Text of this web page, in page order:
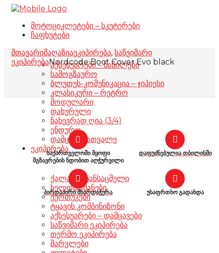
მოტოციკლეტები – სკუტერები
ჩაფხუტები
აქსესუარები – ნაწილები
სამოგზაურო
ბლუთუს-კომუნიკაცია – ჯიპიესი
კლასიკური – რეტრო
მოდულარი
დახურული
ნახევრად ღია (3/4)
ენდურო
დამცავი სათვალე
ეკიპირება
ქალაქის ტანსაცმელი
ხელთათმანები
ქურთუკები
ტყავის კომბინიზონი
აქსესუარები – დამცავები
საწვიმარი ეკიპირება
თერმო ეკიპირება
შარვლები
მთავარიმაღაზიაეკიპირება, საწვიმარი
ეკიპირებაNordcode Boot Cover Evo black
საქართველოში მყოფი
მგზავრების ნდობით აღჭურვილი
დაფუძნებულია თბილისში
პირდაპირი მხარდაჭერა უსაფრთხო გადახდა